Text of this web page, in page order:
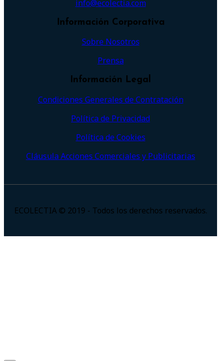
info@ecolectia.com
Información Corporativa
Sobre Nosotros
Prensa
Información Legal
Condiciones Generales de Contratación
Política de Privacidad
Política de Cookies
Cláusula Acciones Comerciales y Publicitarias
ECOLECTIA © 2019 - Todos los derechos reservados.